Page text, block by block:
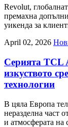
Revolut,
премахна
уикенда за
April 02, 2026
Серията TCL
изкуството
технологии
В цяла Европа
неразделна част
и атмосферата